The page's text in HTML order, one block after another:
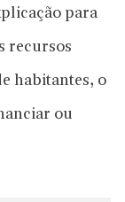
para
recursos
habitantes, o
ou